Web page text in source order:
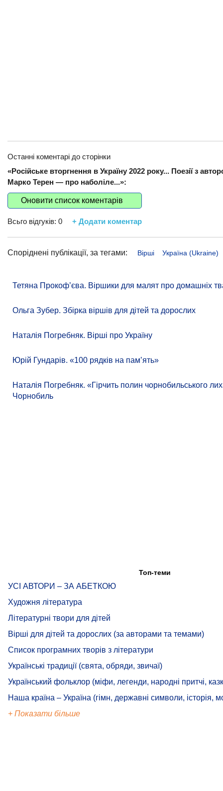
Останні коментарі до сторінки
«Російське вторгнення в Україну 2022 року... Поезії з
Марко Терен — про наболіле...»:
Оновити список коментарів
Всьго відгуків: 0 + Додати коментар
Споріднені публікації, за тегами: Вірші Україна (Ukraine)
Тетяна Прокоф’єва. Віршики для малят про домашніх
Ольга Зубер. Збірка віршів для дітей та дорослих
Наталія Погребняк. Вірші про Україну
Юрій Гундарів. «100 рядків на памʼять»
Наталія Погребняк. «Гірчить полин чорнобильського
Чорнобиль
Топ-теми
УСІ АВТОРИ – ЗА АБЕТКОЮ
Художня література
Літературні твори для дітей
Вірші для дітей та дорослих (за авторами та темами)
Список програмних творів з літератури
Українські традиції (свята, обряди, звичаї)
Український фольклор (міфи, легенди, народні притчі,
Наша країна – Україна (гімн, державні символи, історія,
+ Показати більше